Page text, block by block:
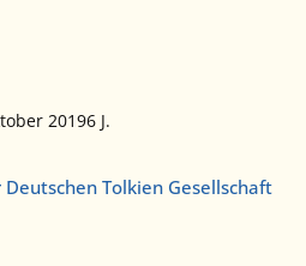
20196 J.
Deutschen Tolkien Gesellschaft